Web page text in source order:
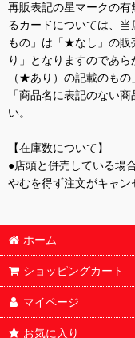
再販表記の星マークの
るカードについては、
もの」は「★なし」の
り」となりますのであ
（★あり）の記載のも
「商品名に表記のない
い。
【在庫数について】
●店頭と併売している場
やむを得ず注文がキャン
ホーム
ショッピングカート
マイページ
お気に入り